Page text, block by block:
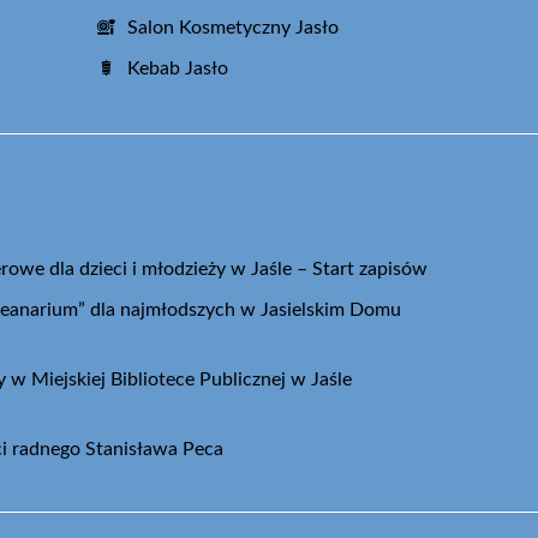
Salon Kosmetyczny Jasło
Kebab Jasło
dla dzieci i młodzieży w Jaśle – Start zapisów
dla najmłodszych w Jasielskim Domu
w Miejskiej Bibliotece Publicznej w Jaśle
radnego Stanisława Peca